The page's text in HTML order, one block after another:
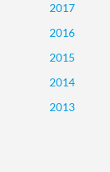
2017
2016
2015
2014
2013